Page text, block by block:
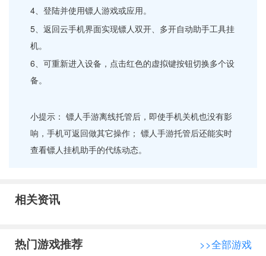
4、登陆并使用镖人游戏或应用。
5、返回云手机界面实现镖人双开、多开自动助手工具挂
机。
6、可重新进入设备，点击红色的虚拟键按钮切换多个设
备。
小提示： 镖人手游离线托管后，即使手机关机也没有影
响，手机可返回做其它操作； 镖人手游托管后还能实时
查看镖人挂机助手的代练动态。
相关资讯
热门游戏推荐 >>全部游戏